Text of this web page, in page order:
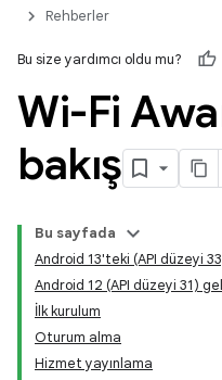
Rehberler
Bu size yardımcı oldu mu?
Wi-Fi
bakış
Bu sayfada
Android 13'teki (API düzeyi
Android 12 (API düzeyi 31)
İlk kurulum
Oturum alma
Hizmet yayınlama